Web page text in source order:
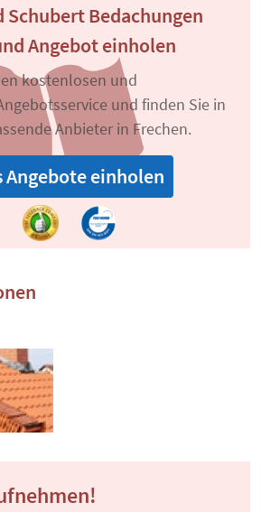
Bedachungen
Angebot einholen
kostenlosen und
und finden Sie in
Anbieter in Frechen.
Angebote einholen